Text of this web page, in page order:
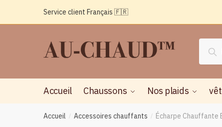
Service client Français 🇫🇷
pour :
Accueil Chaussons Nos plaids
Accueil / Accessoires chauffants / Écharpe Chauffante